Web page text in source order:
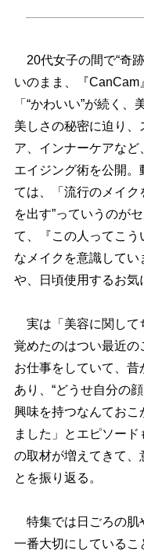
20代女子の間で“奇
いのまま、『
「“かわいい”が続く
美しさの秘密に迫り
ア、インナーケアな
エイジング術を公開
ては、「流行のメイク
を出す”っていうのが
て、『この人ってこう
なメイクを意識して
、日頃使用するお気
実は「美容に関して
覚めたのはつい最近の
お仕事をしていて、
あり、“どうせ自分の
興味を持つなんておこ
ました」とエピソー
の取材が増えてきて、
とを振り返る。
特集では日ごろの肌
一番大切にしている